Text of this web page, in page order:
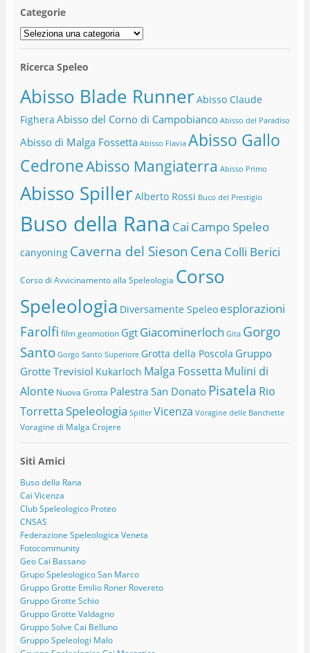
Categorie
Categorie
Ricerca Speleo
Abisso Blade RunnerAbisso Claude
Fighera Abisso del Corno di Campobianco Abisso del Paradiso
Abisso di Malga Fossetta Abisso Flavia Abisso Gallo
CedroneAbisso Mangiaterra Abisso Primo
Abisso SpillerAlberto Rossi Buco del Prestigio
Buso della Rana Cai Campo Speleo
canyoning Caverna del Sieson Cena Colli Berici
Corso di Avvicinamento alla Speleologia Corso
Speleologia Diversamente Speleo esplorazioni
Farolfi film geomotion Ggt Giacominerloch Gita Gorgo
Santo Gorgo Santo Superiore Grotta della Poscola Gruppo
Grotte Trevisiol Kukarloch Malga Fossetta Mulini di
Alonte Nuova Grotta Palestra San Donato Pisatela Rio
TorrettaSpeleologia Spiller Vicenza Voragine delle Banchette
Voragine di Malga Crojere
Siti Amici
Buso della Rana
Cai Vicenza
Club Speleologico Proteo
CNSAS
Federazione Speleologica Veneta
Fotocommunity
Geo Cai Bassano
Grupo Speleologico San Marco
Gruppo Grotte Emilio Roner Rovereto
Gruppo Grotte Schio
Gruppo Grotte Valdagno
Gruppo Solve Cai Belluno
Gruppo Speleologi Malo